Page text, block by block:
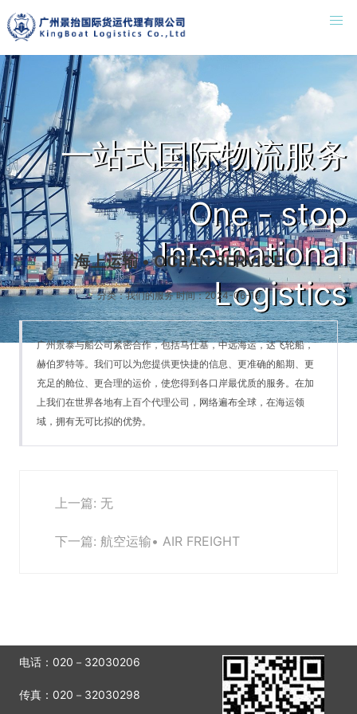
一站式国际物流服务
One - stop
International
Logistics
海上运输 • OCEAN SERVICE
分类：我们的服务 时间：2024-06-19
广州景泰与船公司紧密合作，包括马仕基，中远海运，达飞轮船，
赫伯罗特等。我们可以为您提供更快捷的信息、更准确的船期、更
充足的舱位、更合理的运价，使您得到各口岸最优质的服务。在加
上我们在世界各地有上百个代理公司，网络遍布全球，在海运领
域，拥有无可比拟的优势。
上一篇: 无
下一篇: 航空运输• AIR FREIGHT​
电话： 020－32030206
传真： 020－32030298